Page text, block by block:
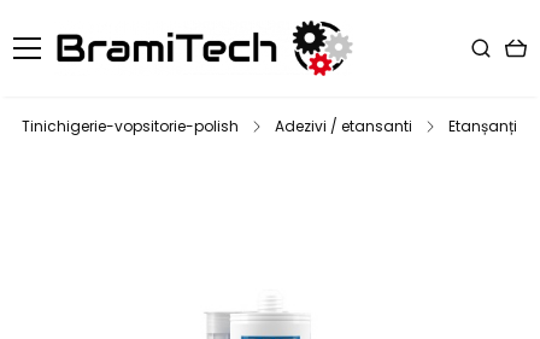
Tinichigerie-vopsitorie-polish Adezivi / etansanti Etanșanți